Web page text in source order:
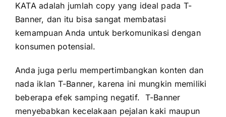
KATA adalah jumlah copy yang ideal pada T-
Banner, dan itu bisa sangat membatasi
kemampuan Anda untuk berkomunikasi dengan
konsumen potensial.
Anda juga perlu mempertimbangkan konten dan
nada iklan T-Banner, karena ini mungkin memiliki
beberapa efek samping negatif. T-Banner
menyebabkan kecelakaan pejalan kaki maupun